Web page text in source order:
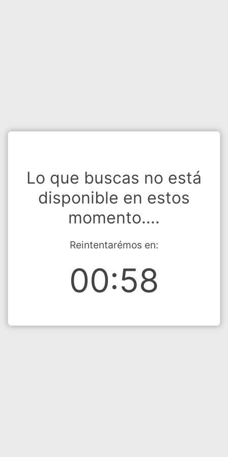
Lo que buscas no está
disponible en estos
momento....
Reintentarémos en:
00:58